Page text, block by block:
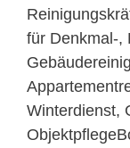
für Denkmal-,
Winterdienst,